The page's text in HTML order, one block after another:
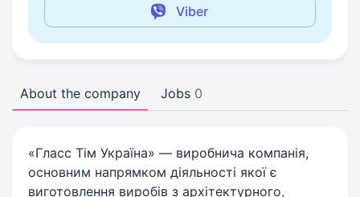
Viber
About the company Jobs 0
«Гласс Тім Україна» — виробнича компанія,
основним напрямком діяльності якої є
виготовлення виробів з архітектурного,